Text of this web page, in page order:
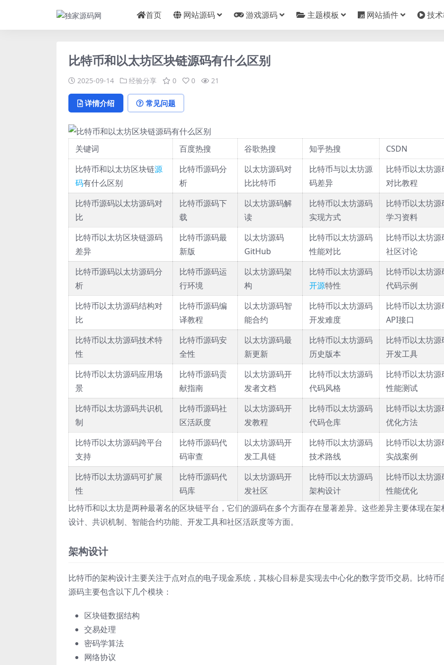
首页 网站源码 游戏源码 主题模板 网站插件 技
比特币和以太坊区块链源码有什么区别
2025-09-14 经验分享 0 0 21
详情介绍 常见问题
关键词 百度热搜 谷歌热搜 知乎热搜
CSDN
比特币和以太坊区块链源
码有什么区别
比特币源码分
析
以太坊源码对
比比特币
比特币与以太坊源
码差异
比特币以太坊源
对比教程
比特币源码以太坊源码对
比
比特币源码下
载
以太坊源码解
读
比特币以太坊源码
实现方式
比特币以太坊源
学习资料
比特币以太坊区块链源码
差异
比特币源码最
新版
以太坊源码
GitHub
比特币以太坊源码
性能对比
比特币以太坊源
社区讨论
比特币源码以太坊源码分
析
比特币源码运
行环境
以太坊源码架
构
比特币以太坊源码
开源特性
比特币以太坊源
代码示例
比特币以太坊源码结构对
比
比特币源码编
译教程
以太坊源码智
能合约
比特币以太坊源码
开发难度
比特币以太坊源
API接口
比特币以太坊源码技术特
性
比特币源码安
全性
以太坊源码最
新更新
比特币以太坊源码
历史版本
比特币以太坊源
开发工具
比特币以太坊源码应用场
景
比特币源码贡
献指南
以太坊源码开
发者文档
比特币以太坊源码
代码风格
比特币以太坊源
性能测试
比特币以太坊源码共识机
制
比特币源码社
区活跃度
以太坊源码开
发教程
比特币以太坊源码
代码仓库
比特币以太坊源
优化方法
比特币以太坊源码跨平台
支持
比特币源码代
码审查
以太坊源码开
发工具链
比特币以太坊源码
技术路线
比特币以太坊源
实战案例
比特币以太坊源码可扩展
性
比特币源码代
码库
以太坊源码开
发社区
比特币以太坊源码
架构设计
比特币以太坊源
性能优化
比特币和以太坊是两种最著名的区块链平台，它们的源码在多个方面存在显著差异。这些差异主要体现在架
设计、共识机制、智能合约功能、开发工具和社区活跃度等方面。
架构设计
比特币的架构设计主要关注于点对点的电子现金系统，其核心目标是实现去中心化的数字货币交易。比特币
源码主要包含以下几个模块：
区块链数据结构
交易处理
密码学算法
网络协议